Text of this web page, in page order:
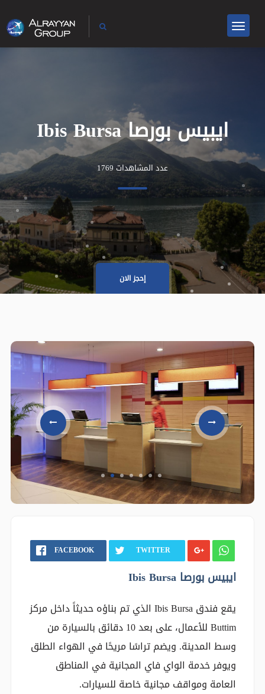
ايبيس بورصا Ibis Bursa
عدد المشاهدات 1769
إحجز الان
FACEBOOK TWITTER
ايبيس بورصا Ibis Bursa
يقع فندق Ibis Bursa الذي تم بناؤه حديثاً داخل مركز
Buttim للأعمال، على بعد 10 دقائق بالسيارة من
وسط المدينة. ويضم تراسًا مريحًا في الهواء الطلق
ويوفر خدمة الواي فاي المجانية في المناطق
العامة ومواقف مجانية خاصة للسيارات.